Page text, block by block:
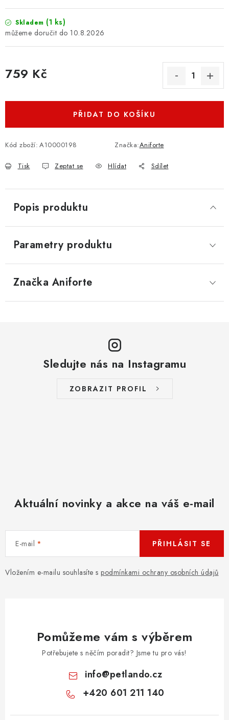
Skladem (1 ks)
10.8.2026
759 Kč
PŘIDAT DO KOŠÍKU
Kód zboží: A10000198 Značka:Aniforte
Tisk Zeptat se Hlídat Sdílet
Popis produktu
Parametry produktu
Značka Aniforte
Sledujte nás na Instagramu
ZOBRAZIT PROFIL
Aktuální novinky a akce na váš e-mail
E-mail
Vložením e-mailu souhlasíte s podmínkami ochrany osobních údajů
PŘIHLÁSIT SE
Pomůžeme vám s výběrem
Potřebujete s něčím poradit? Jsme tu pro vás!
info@petlando.cz
+420 601 211 140